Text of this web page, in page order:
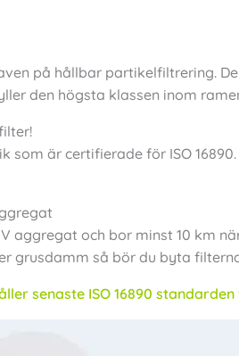
på hållbar partikelfiltrering.
den högsta klassen inom
som är certifierade för ISO
aggregat och bor minst 10 km
grusdamm så bör du byta
senaste ISO 16890